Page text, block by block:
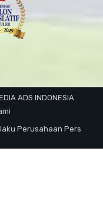
Perusahaan Pers